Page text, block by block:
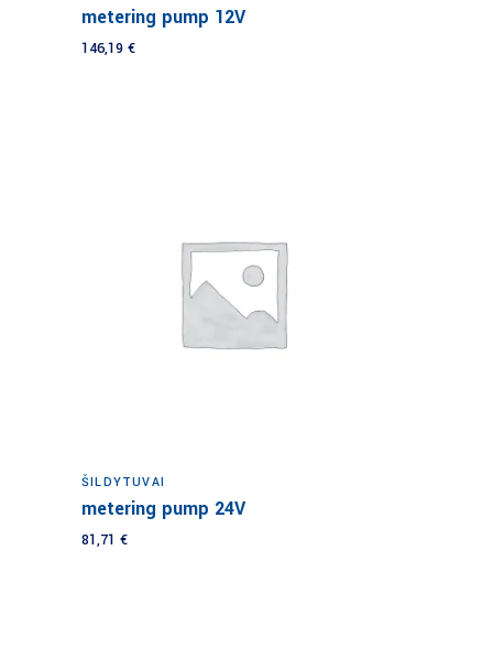
metering pump 12V
146,19 €
ŠILDYTUVAI
metering pump 24V
81,71 €